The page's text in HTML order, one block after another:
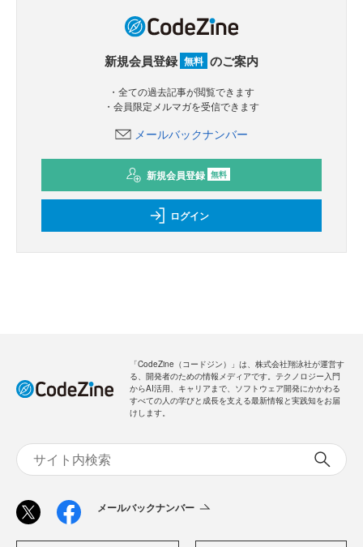
新規会員登録 無料 のご案内
・全ての過去記事が閲覧できます
・会員限定メルマガを受信できます
メールバックナンバー
新規会員登録 無料
ログイン
「CodeZine（コードジン）」は、株式会社翔泳社が運営す
る、開発者のための情報メディアです。テクノロジー入門
からAI活用、キャリアまで、ソフトウェア開発にかかわる
すべての人の学びと成長を支える最新情報と実践知をお届
けします。
メールバックナンバー